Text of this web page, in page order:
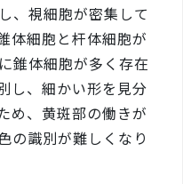
、視細胞が密集して
体細胞と杆体細胞が
錐体細胞が多く存在
し、細かい形を見分
め、黄斑部の働きが
の識別が難しくなり